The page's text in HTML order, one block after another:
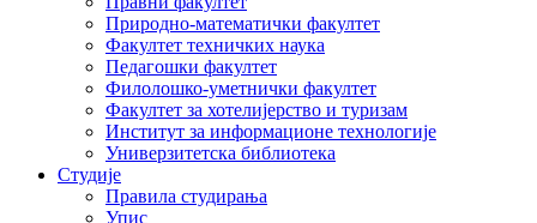
Природно-математички факултет
Факултет техничких наука
Педагошки факултет
Филолошко-уметнички факултет
Факултет за хотелијерство и туризам
Институт за информационе технологије
Универзитетска библиотека
Студије
Правила студирања
Упис